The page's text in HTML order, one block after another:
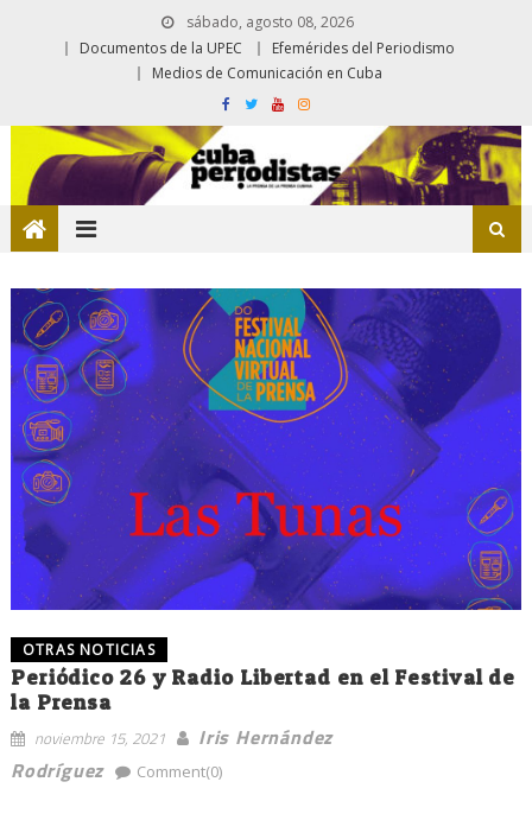
sábado, agosto 08, 2026
Documentos de la UPEC
Efemérides del Periodismo
Medios de Comunicación en Cuba
OTRAS NOTICIAS
Periódico 26 y Radio Libertad en el Festival de
la Prensa
noviembre 15, 2021
Iris Hernández
Rodríguez
Comment(0)